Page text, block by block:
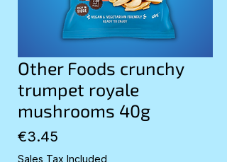
Other Foods crunchy
trumpet royale
mushrooms 40g
€3.45
Sales Tax Included